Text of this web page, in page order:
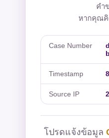
คำ
หากคุณคิ
Case Number
Timestamp
Source IP
โปรดแจ้งข้อมูล